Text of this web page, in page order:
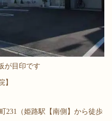
が目印です
】
231（姫路駅【南側】から徒歩